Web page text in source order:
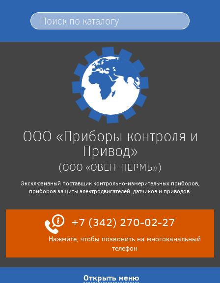
ООО «Приборы контроля и
Привод»
(ООО «ОВЕН-ПЕРМЬ»)
Эксклюзивный поставщик контрольно-измерительных приборов,
приборов защиты электродвигателей, датчиков и приводов.
+7 (342) 270-02-27
Нажмите, чтобы позвонить на многоканальный
телефон
Открыть меню